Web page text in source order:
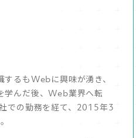
るもWebに興味が湧き、
学んだ後、Web業界へ転
での勤務を経て、2015年3